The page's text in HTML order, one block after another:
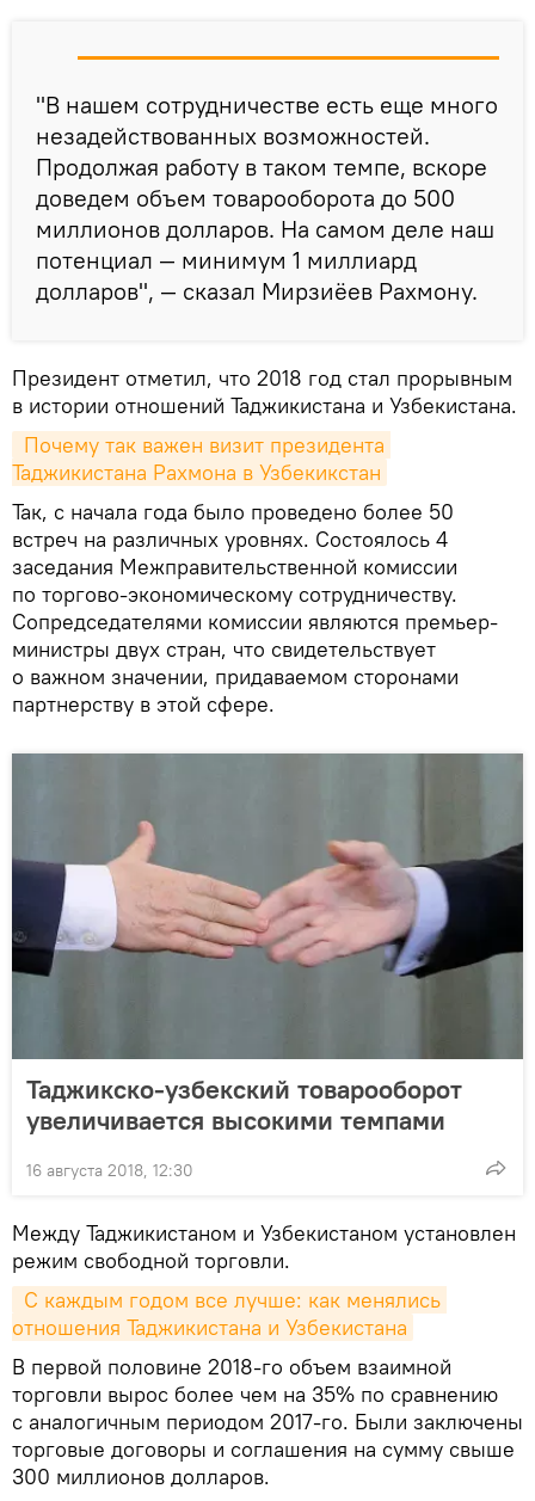
"В нашем сотрудничестве есть еще много
незадействованных возможностей.
Продолжая работу в таком темпе, вскоре
доведем объем товарооборота до 500
миллионов долларов. На самом деле наш
потенциал — минимум 1 миллиард
долларов", — сказал Мирзиёев Рахмону.
Президент отметил, что 2018 год стал прорывным
в истории отношений Таджикистана и Узбекистана.
Таджикистана Рахмона в Узбекикстан
Так, с начала года было проведено более 50
встреч на различных уровнях. Состоялось 4
заседания Межправительственной комиссии
по торгово-экономическому сотрудничеству.
Сопредседателями комиссии являются премьер-
министры двух стран, что свидетельствует
о важном значении, придаваемом сторонами
партнерству в этой сфере.
Таджикско-узбекский товарооборот
увеличивается высокими темпами
16 августа 2018, 12:30
Между Таджикистаном и Узбекистаном установлен
режим свободной торговли.
отношения Таджикистана и Узбекистана
В первой половине 2018-го объем взаимной
торговли вырос более чем на 35% по сравнению
с аналогичным периодом 2017-го. Были заключены
торговые договоры и соглашения на сумму свыше
300 миллионов долларов.